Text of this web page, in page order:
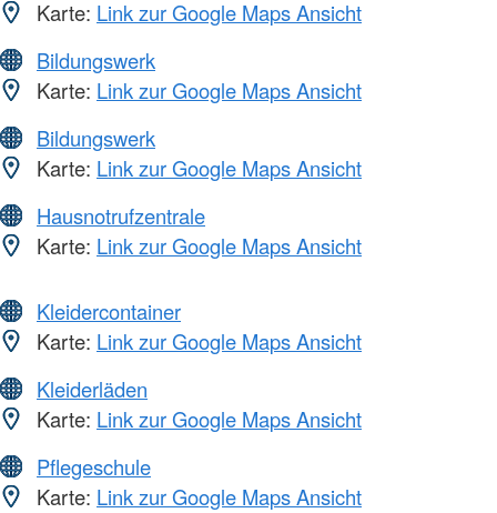
Karte: Link zur Google Maps Ansicht
Bildungswerk
Karte: Link zur Google Maps Ansicht
Bildungswerk
Karte: Link zur Google Maps Ansicht
Hausnotrufzentrale
Karte: Link zur Google Maps Ansicht
Kleidercontainer
Karte: Link zur Google Maps Ansicht
Kleiderläden
Karte: Link zur Google Maps Ansicht
Pflegeschule
Karte: Link zur Google Maps Ansicht